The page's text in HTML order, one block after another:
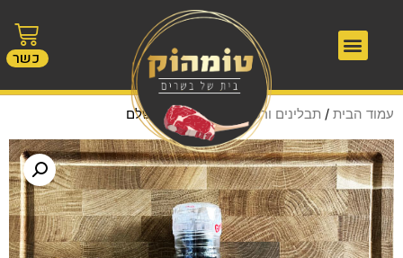
כשר
עמוד הבית / תבלינים ורטבים / פלפל שחור שלם